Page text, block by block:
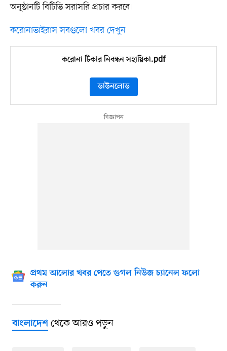
অনুষ্ঠানটি বিটিভি সরাসরি প্রচার করবে।
করোনাভাইরাস সবগুলো খবর দেখুন
করোনা টিকার নিবন্ধন সহায়িকা.pdf
ডাউনলোড
প্রথম আলোর খবর পেতে গুগল নিউজ চ্যানেল ফলো
করুন
বাংলাদেশথেকে আরও পড়ুন